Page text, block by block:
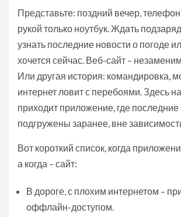
Представьте: поздний вечер,
рукой только ноутбук. Ждать
узнать последние новости о погоде
хочется сейчас. Веб-сайт –
Или другая история: командировка,
интернет ловит с перебоями. Здесь
приходит приложение, где
подгружены заранее, вне
Вот короткий список, когда
а когда – сайт:
В дороге, с плохим интернетом –
оффлайн-доступом.